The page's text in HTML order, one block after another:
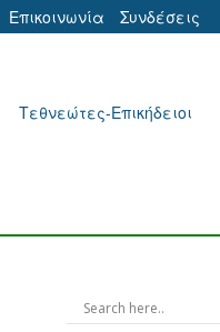
Επικοινωνία Συνδέσεις
Τεθνεώτες-Επικήδειοι